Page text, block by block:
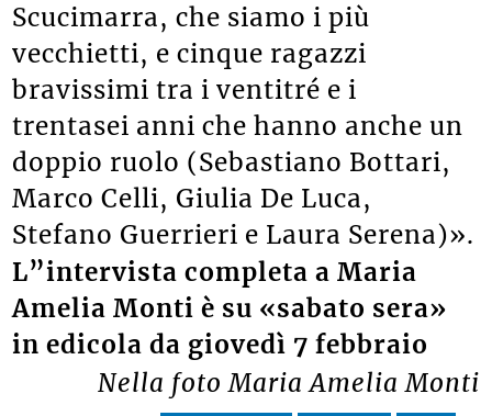
Scucimarra, che siamo i più
vecchietti, e cinque ragazzi
bravissimi tra i ventitré e i
trentasei anni che hanno anche un
doppio ruolo (Sebastiano Bottari,
Marco Celli, Giulia De Luca,
Stefano Guerrieri e Laura Serena)».
L”intervista completa a Maria
Amelia Monti è su «sabato sera»
in edicola da giovedì 7 febbraio
Nella foto Maria Amelia Monti